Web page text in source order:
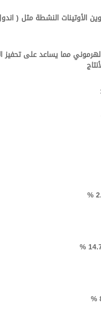
الأوتينات النشطة مثل (
مما يساعد على تحفيز